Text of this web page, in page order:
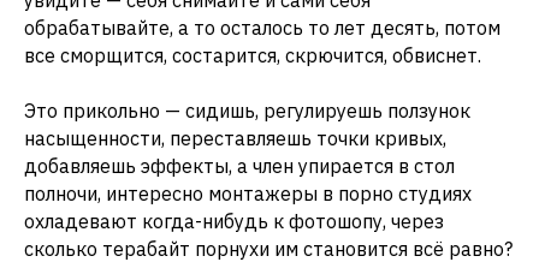
обрабатывайте, а то осталось то лет десять, потом
все сморщится, состарится, скрючится, обвиснет.
Это прикольно — сидишь, регулируешь ползунок
насыщенности, переставляешь точки кривых,
добавляешь эффекты, а член упирается в стол
полночи, интересно монтажеры в порно студиях
охладевают когда-нибудь к фотошопу, через
сколько терабайт порнухи им становится всё равно?